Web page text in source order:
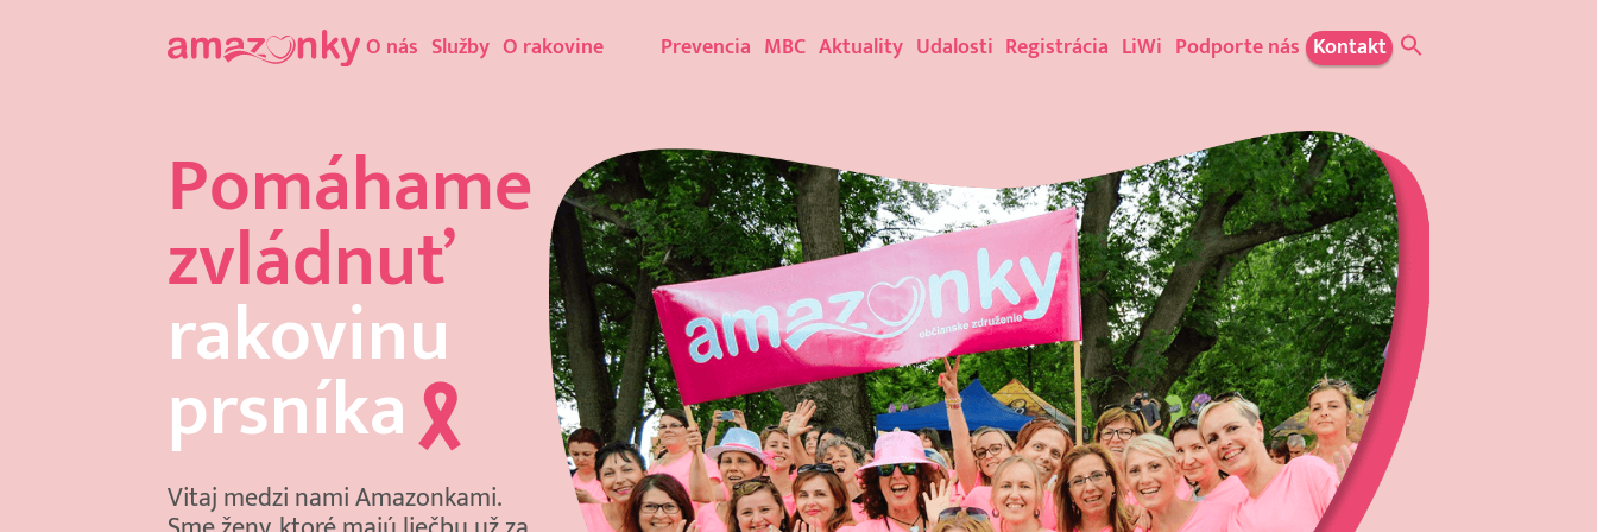
O nás Služby O rakovine Prevencia MBC Aktuality Udalosti Registrácia LiWi Podporte nás Kontakt
Pomáhame
zvládnuť
rakovinu
prsníka
Vitaj medzi nami Amazonkami.